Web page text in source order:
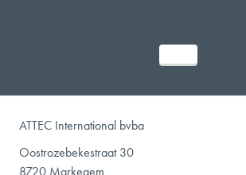
ATTEC International bvba
Oostrozebekestraat 30
8720 Markegem